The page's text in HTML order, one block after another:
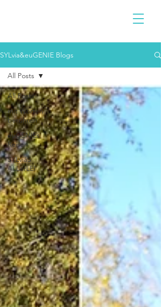
SYLvia&euGENIE Blogs
All Posts
mit Worten
berühren
euGENIEs
Reisen
SYLviaS
ALLerLEI
All Posts